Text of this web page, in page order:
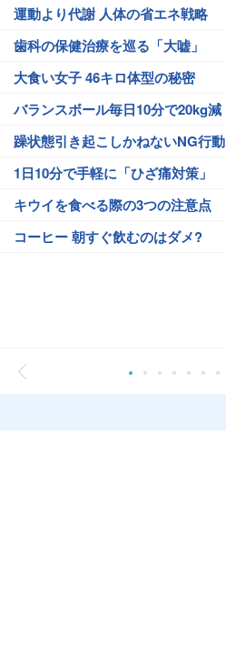
運動より代謝 人体の省エネ戦略
歯科の保健治療を巡る「大嘘」
大食い女子 46キロ体型の秘密
バランスボール毎日10分で20kg減
躁状態引き起こしかねないNG行動
1日10分で手軽に「ひざ痛対策」
キウイを食べる際の3つの注意点
コーヒー 朝すぐ飲むのはダメ?